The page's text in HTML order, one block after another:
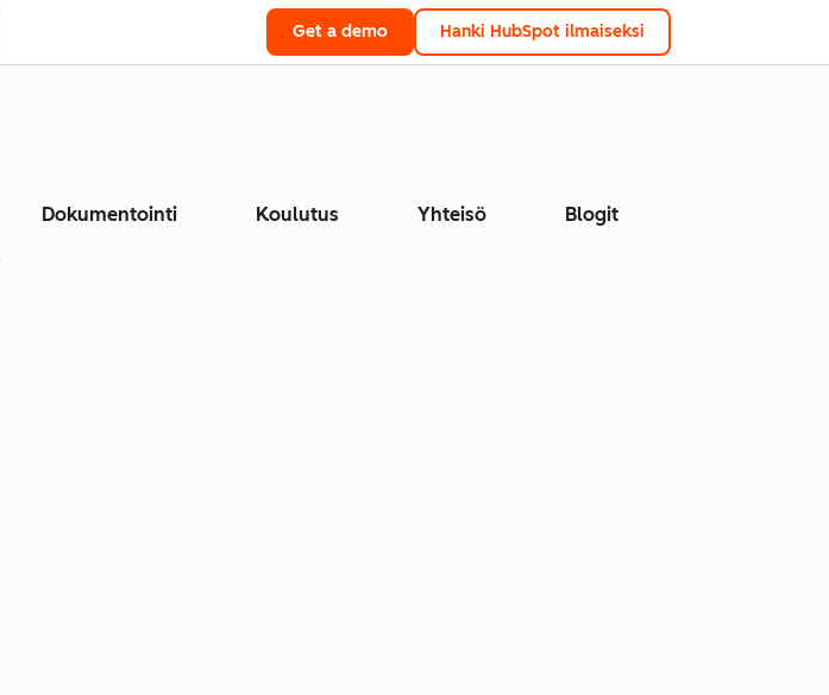
Get a demo Hanki HubSpot ilmaiseksi
Dokumentointi Koulutus Yhteisö Blogit